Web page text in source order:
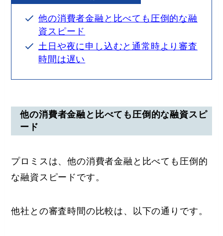
他の消費者金融と比べても圧倒的な融
資スピード
土日や夜に申し込むと通常時より審査
時間は遅い
他の消費者金融と比べても圧倒的な融資スピ
ード
プロミスは、他の消費者金融と比べても圧倒的
な融資スピードです。
他社との審査時間の比較は、以下の通りです。